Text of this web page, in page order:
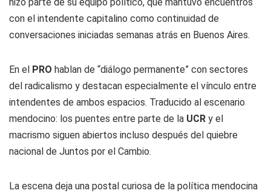
hizo parte de su equipo político, que mantuvo encuentros
con el intendente capitalino como continuidad de
conversaciones iniciadas semanas atrás en Buenos Aires.
En el PRO hablan de “diálogo permanente” con sectores
del radicalismo y destacan especialmente el vínculo entre
intendentes de ambos espacios. Traducido al escenario
mendocino: los puentes entre parte de la UCR y el
macrismo siguen abiertos incluso después del quiebre
nacional de Juntos por el Cambio.
La escena deja una postal curiosa de la política mendocina